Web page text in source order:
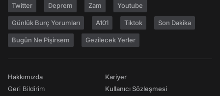
Twitter Deprem Zam Youtube
Günlük Burç Yorumları A101 Tiktok Son Dakika
Bugün Ne Pişirsem Gezilecek Yerler
Hakkımızda
Geri Bildirim
Kariyer
Kullanıcı Sözleşmesi